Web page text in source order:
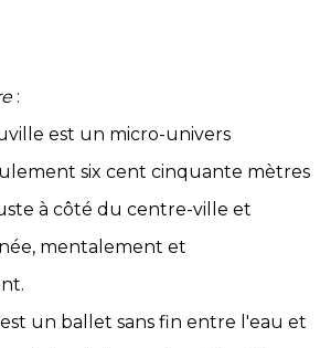
:
est un micro-univers
six cent cinquante mètres
à côté du centre-ville et
mentalement et
un ballet sans fin entre l'eau et